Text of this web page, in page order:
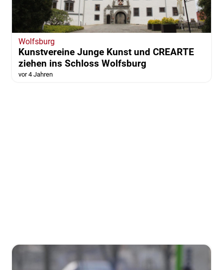
Wolfsburg
Kunstvereine Junge Kunst und CREARTE
ziehen ins Schloss Wolfsburg
vor 4 Jahren